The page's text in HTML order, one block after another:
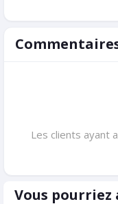
Les clients ayant
Vous pourriez